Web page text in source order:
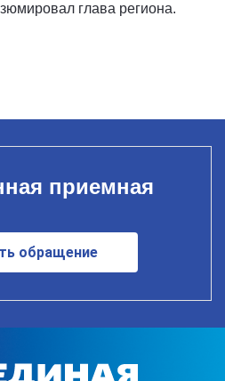
глава региона.
приемная
обращение